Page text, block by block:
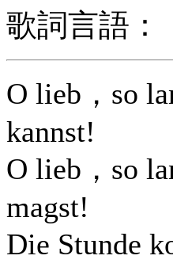
歌詞言語：
O lieb，so
kannst!
O lieb，so
magst!
Die Stunde